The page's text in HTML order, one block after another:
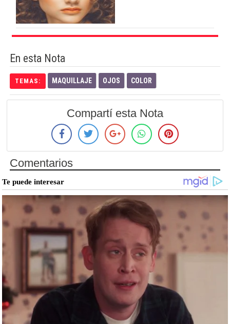
En esta Nota
TEMAS: MAQUILLAJE OJOS COLOR
Compartí esta Nota
Comentarios